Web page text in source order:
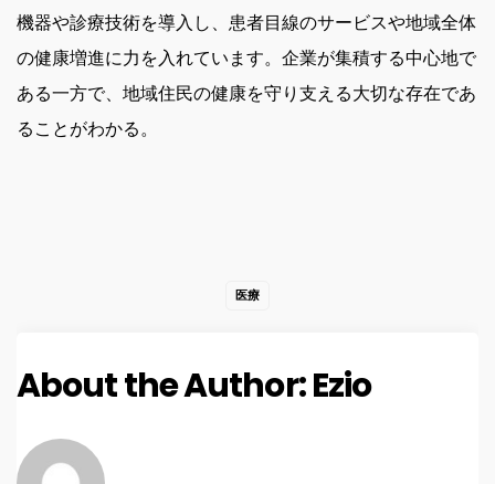
機器や診療技術を導入し、患者目線のサービスや地域全体
の健康増進に力を入れています。企業が集積する中心地で
ある一方で、地域住民の健康を守り支える大切な存在であ
ることがわかる。
医療
About the Author:Ezio